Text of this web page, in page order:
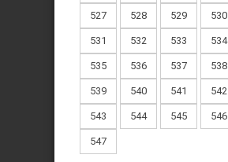
527 528 529 530
531 532 533 534
535 536 537 538
539 540 541 542
543 544 545 546
547